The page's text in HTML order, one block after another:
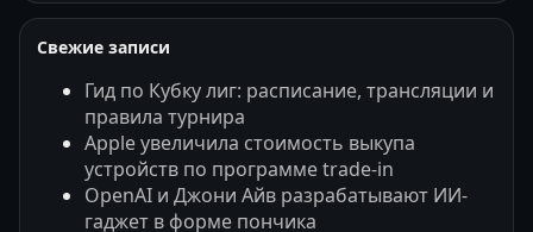
Свежие записи
Гид по Кубку лиг: расписание, трансляции и
правила турнира
Apple увеличила стоимость выкупа
устройств по программе trade-in
OpenAI и Джони Айв разрабатывают ИИ-
гаджет в форме пончика